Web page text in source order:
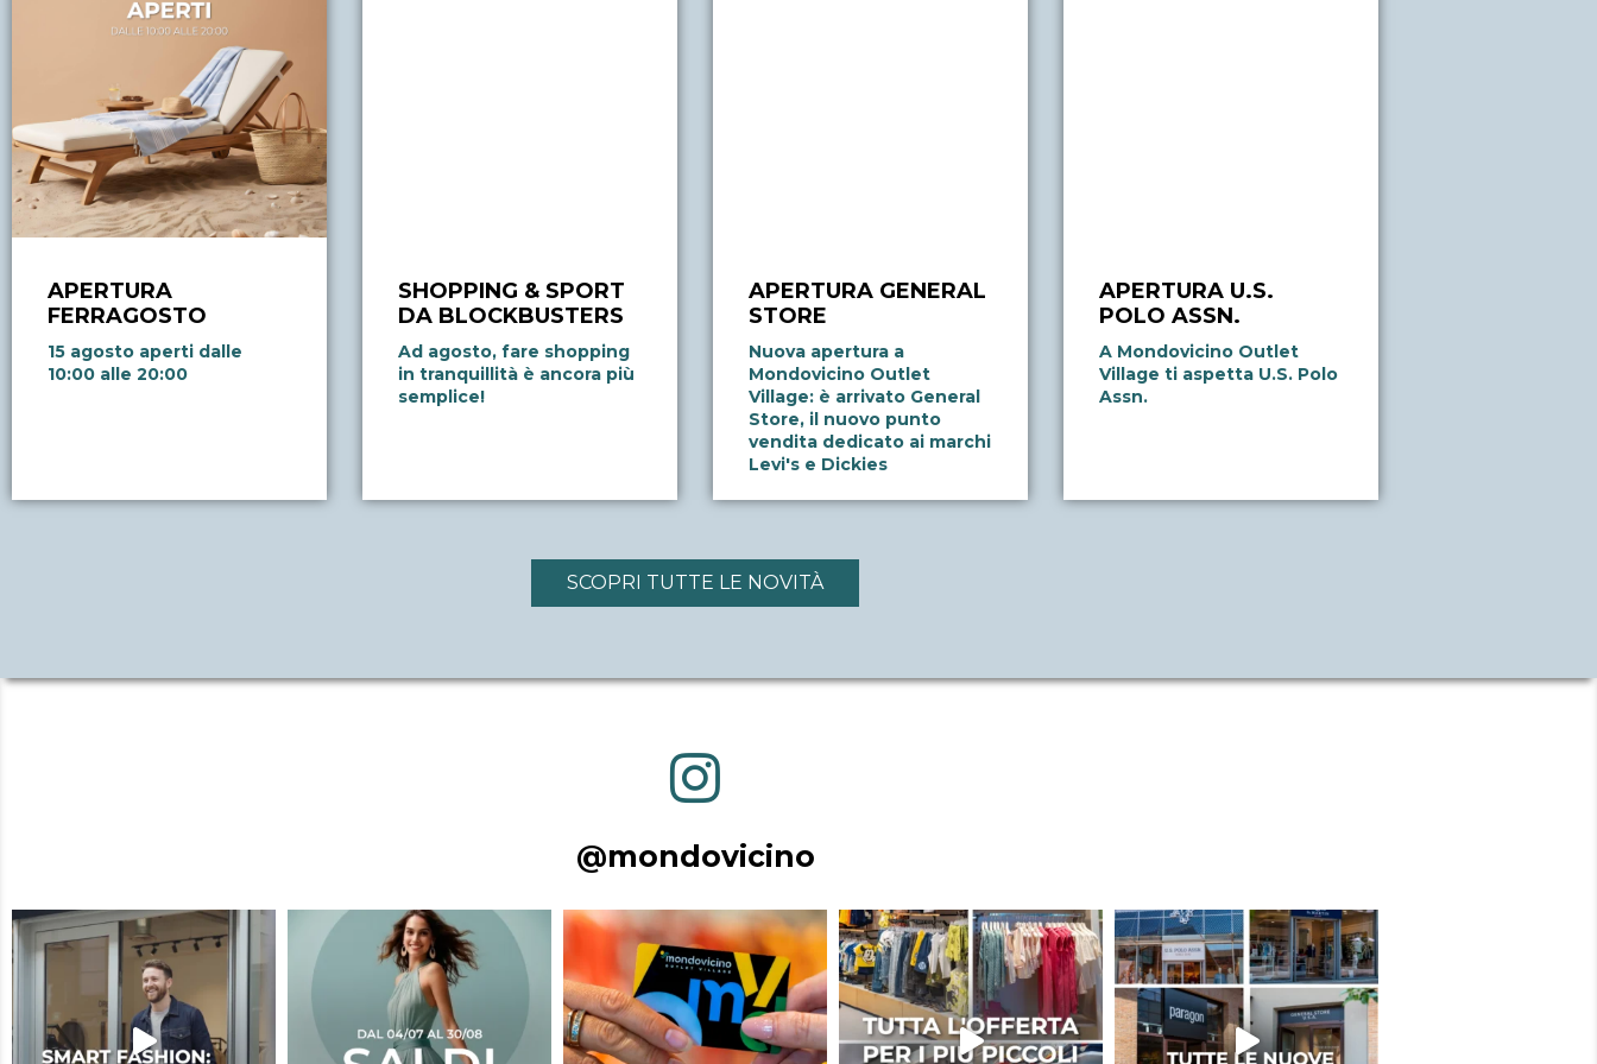
APERTURA
FERRAGOSTO
15 agosto aperti dalle
10:00 alle 20:00
SHOPPING & SPORT
DA BLOCKBUSTERS
Ad agosto, fare shopping
in tranquillità è ancora più
semplice!
APERTURA GENERAL
STORE
Nuova apertura a
Mondovicino Outlet
Village: è arrivato General
Store, il nuovo punto
vendita dedicato ai marchi
Levi's e Dickies
APERTURA U.S.
POLO ASSN.
A Mondovicino Outlet
Village ti aspetta U.S. Polo
Assn.
SCOPRI TUTTE LE NOVITÀ
@mondovicino